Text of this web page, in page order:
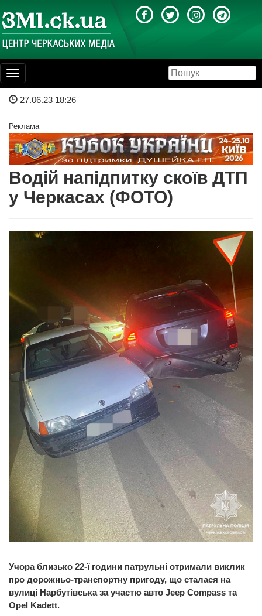
Toggle
navigation
27.06.23 18:26
Реклама
Водій напідпитку скоїв ДТП
у Черкасах (ФОТО)
Учора близько 22-ї години патрульні отримали виклик
про дорожньо-транспортну пригоду, що сталася на
вулиці Нарбутівська за участю авто Jeep Compass та
Opel Kadett.